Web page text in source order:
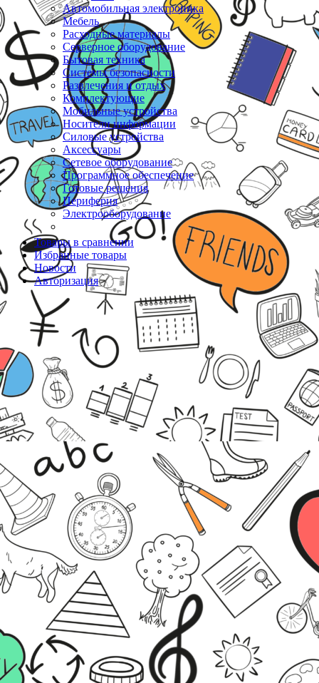
Автомобильная электроника
Мебель
Расходные материалы
Серверное оборудование
Бытовая техника
Системы безопасности
Развлечения и отдых
Комплектующие
Мобильные устройства
Носители информации
Силовые устройства
Аксессуары
Сетевое оборудование
Программное обеспечение
Готовые решения
Периферия
Электрооборудование
Товары в сравнении
Избранные товары
Новости
Авторизация